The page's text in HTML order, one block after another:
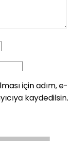
için adım, e-
kaydedilsin.